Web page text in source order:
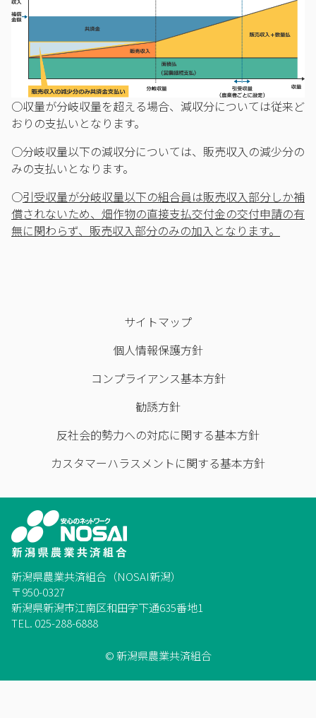
○収量が分岐収量を超える場合、減収分については従来ど
おりの支払いとなります。
○分岐収量以下の減収分については、販売収入の減少分の
みの支払いとなります。
○引受収量が分岐収量以下の組合員は販売収入部分しか補
償されないため、畑作物の直接支払交付金の交付申請の有
無に関わらず、販売収入部分のみの加入となります。
サイトマップ
個人情報保護方針
コンプライアンス基本方針
勧誘方針
反社会的勢力への対応に関する基本方針
カスタマーハラスメントに関する基本方針
新潟県農業共済組合（NOSAI新潟）
〒950-0327
新潟県新潟市江南区和田字下通635番地1
TEL. 025-288-6888
© 新潟県農業共済組合